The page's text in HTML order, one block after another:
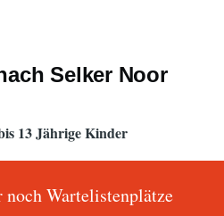
Selker Noor
13 Jährige Kinder
noch Wartelistenplätze